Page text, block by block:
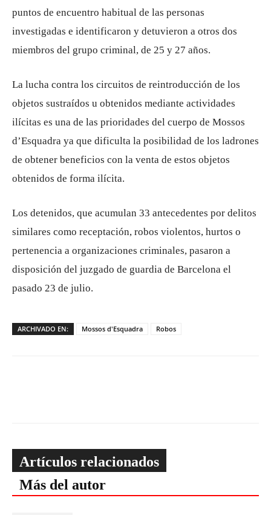
puntos de encuentro habitual de las personas
investigadas e identificaron y detuvieron a otros dos
miembros del grupo criminal, de 25 y 27 años.
La lucha contra los circuitos de reintroducción de los
objetos sustraídos u obtenidos mediante actividades
ilícitas es una de las prioridades del cuerpo de Mossos
d’Esquadra ya que dificulta la posibilidad de los ladrones
de obtener beneficios con la venta de estos objetos
obtenidos de forma ilícita.
Los detenidos, que acumulan 33 antecedentes por delitos
similares como receptación, robos violentos, hurtos o
pertenencia a organizaciones criminales, pasaron a
disposición del juzgado de guardia de Barcelona el
pasado 23 de julio.
ARCHIVADO EN: Mossos d'Esquadra Robos
Artículos relacionados
Más del autor